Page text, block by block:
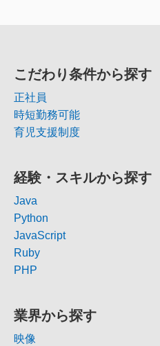
こだわり条件から探す
正社員
時短勤務可能
育児支援制度
経験・スキルから探す
Java
Python
JavaScript
Ruby
PHP
業界から探す
映像